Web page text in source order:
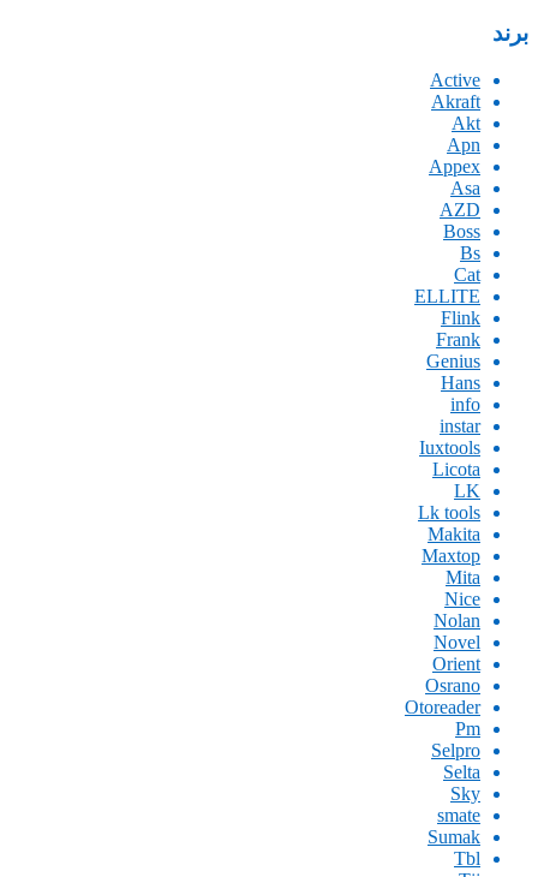
برند
Active
Akraft
Akt
Apn
Appex
Asa
AZD
Boss
Bs
Cat
ELLITE
Flink
Frank
Genius
Hans
info
instar
Iuxtools
Licota
LK
Lk tools
Makita
Maxtop
Mita
Nice
Nolan
Novel
Orient
Osrano
Otoreader
Pm
Selpro
Selta
Sky
smate
Sumak
Tbl